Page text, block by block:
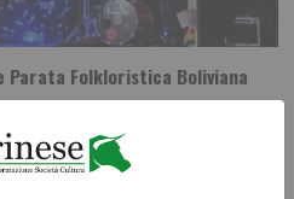
Parata Folkloristica Boliviana